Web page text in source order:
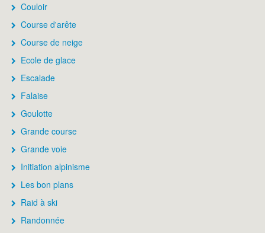
Couloir
Course d'arête
Course de neige
Ecole de glace
Escalade
Falaise
Goulotte
Grande course
Grande voie
Initiation alpinisme
Les bon plans
Raid à ski
Randonnée